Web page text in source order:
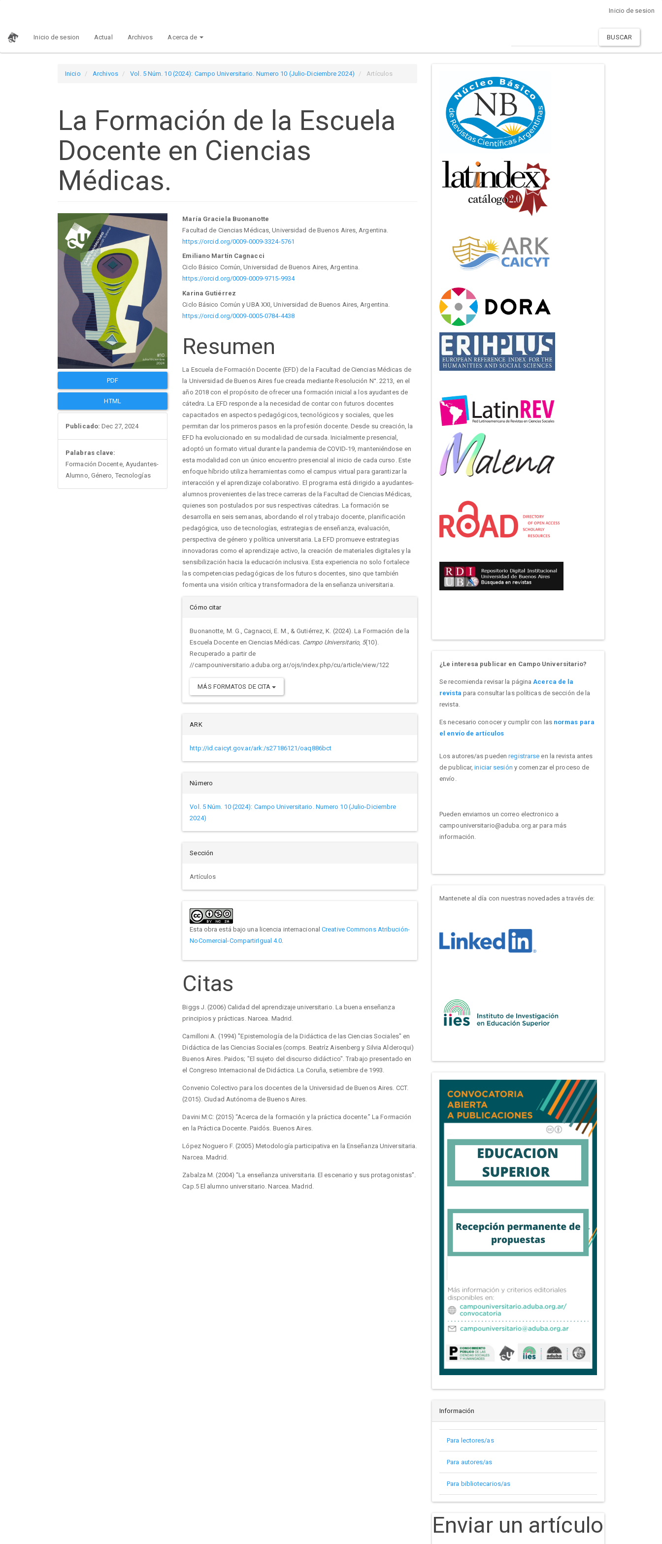
principal
Inicio de sesion
Inicio de sesion Actual Archivos Acerca de BUSCAR
Inicio Archivos Vol. 5 Núm. 10 (2024): Campo Universitario. Numero 10 (Julio-Diciembre 2024) Artículos
La Formación de la Escuela
Docente en Ciencias
Médicas.
Barra
lateral
del
artículo
PDF
HTML
Publicado: Dec 27, 2024
Palabras clave:
Formación Docente, Ayudantes-
Alumno, Género, Tecnologías
Contenido
principal
del
artículo
María Graciela Buonanotte
Facultad de Ciencias Médicas, Universidad de Buenos Aires, Argentina.
https://orcid.org/0009-0009-3324-5761
Emiliano Martín Cagnacci
Ciclo Básico Común, Universidad de Buenos Aires, Argentina.
https://orcid.org/0009-0009-9715-9934
Karina Gutiérrez
Ciclo Básico Común y UBA XXI, Universidad de Buenos Aires, Argentina.
https://orcid.org/0009-0005-0784-4438
Resumen
La Escuela de Formación Docente (EFD) de la Facultad de Ciencias Médicas de
la Universidad de Buenos Aires fue creada mediante Resolución N°. 2213, en el
año 2018 con el propósito de ofrecer una formación inicial a los ayudantes de
cátedra. La EFD responde a la necesidad de contar con futuros docentes
capacitados en aspectos pedagógicos, tecnológicos y sociales, que les
permitan dar los primeros pasos en la profesión docente. Desde su creación, la
EFD ha evolucionado en su modalidad de cursada. Inicialmente presencial,
adoptó un formato virtual durante la pandemia de COVID-19, manteniéndose en
esta modalidad con un único encuentro presencial al inicio de cada curso. Este
enfoque híbrido utiliza herramientas como el campus virtual para garantizar la
interacción y el aprendizaje colaborativo. El programa está dirigido a ayudantes-
alumnos provenientes de las trece carreras de la Facultad de Ciencias Médicas,
quienes son postulados por sus respectivas cátedras. La formación se
desarrolla en seis semanas, abordando el rol y trabajo docente, planificación
pedagógica, uso de tecnologías, estrategias de enseñanza, evaluación,
perspectiva de género y política universitaria. La EFD promueve estrategias
innovadoras como el aprendizaje activo, la creación de materiales digitales y la
sensibilización hacia la educación inclusiva. Esta experiencia no solo fortalece
las competencias pedagógicas de los futuros docentes, sino que también
fomenta una visión crítica y transformadora de la enseñanza universitaria.
Detalles
del
artículo
Cómo citar
Buonanotte, M. G., Cagnacci, E. M., & Gutiérrez, K. (2024). La Formación de la
Escuela Docente en Ciencias Médicas. Campo Universitario, 5(10).
Recuperado a partir de
//campouniversitario.aduba.org.ar/ojs/index.php/cu/article/view/122
MÁS FORMATOS DE CITA
ARK
http://id.caicyt.gov.ar/ark:/s27186121/oaq886bct
Número
Vol. 5 Núm. 10 (2024): Campo Universitario. Numero 10 (Julio-Diciembre
2024)
Sección
Artículos
Esta obra está bajo una licencia internacionalCreative Commons Atribución-
NoComercial-CompartirIgual 4.0.
Citas
Biggs J. (2006) Calidad del aprendizaje universitario. La buena enseñanza
principios y prácticas. Narcea. Madrid.
Camilloni A. (1994) "Epistemología de la Didáctica de las Ciencias Sociales" en
Didáctica de las Ciencias Sociales (comps. Beatríz Aisenberg y Silvia Alderoqui)
Buenos Aires. Paidos; "El sujeto del discurso didáctico". Trabajo presentado en
el Congreso Internacional de Didáctica. La Coruña, setiembre de 1993.
Convenio Colectivo para los docentes de la Universidad de Buenos Aires. CCT.
(2015). Ciudad Autónoma de Buenos Aires.
Davini M:C: (2015) “Acerca de la formación y la práctica docente.” La Formación
en la Práctica Docente. Paidós. Buenos Aires.
López Noguero F. (2005) Metodología participativa en la Enseñanza Universitaria.
Narcea. Madrid.
Zabalza M. (2004) “La enseñanza universitaria. El escenario y sus protagonistas”.
Cap.5 El alumno universitario. Narcea. Madrid.
¿Le interesa publicar en Campo Universitario?
Se recomienda revisar la páginaAcerca de la
revista para consultar las políticas de sección de la
revista.
Es necesario conocer y cumplir con las normas para
el envío de artículos
Los autores/as puedenregistrarse en la revista antes
de publicar,iniciar sesión y comenzar el proceso de
envío.
Pueden enviarnos un correo electronico a
campouniversitario@aduba.org.ar para más
información.
Mantenete al día con nuestras novedades a través de:
Información
Para lectores/as
Para autores/as
Para bibliotecarios/as
Enviar un artículo